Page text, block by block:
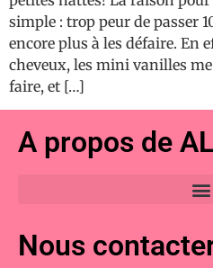
simple : trop peur de passer
encore plus à les défaire. En
cheveux, les mini vanilles
faire, et […]
A propos de
Nous